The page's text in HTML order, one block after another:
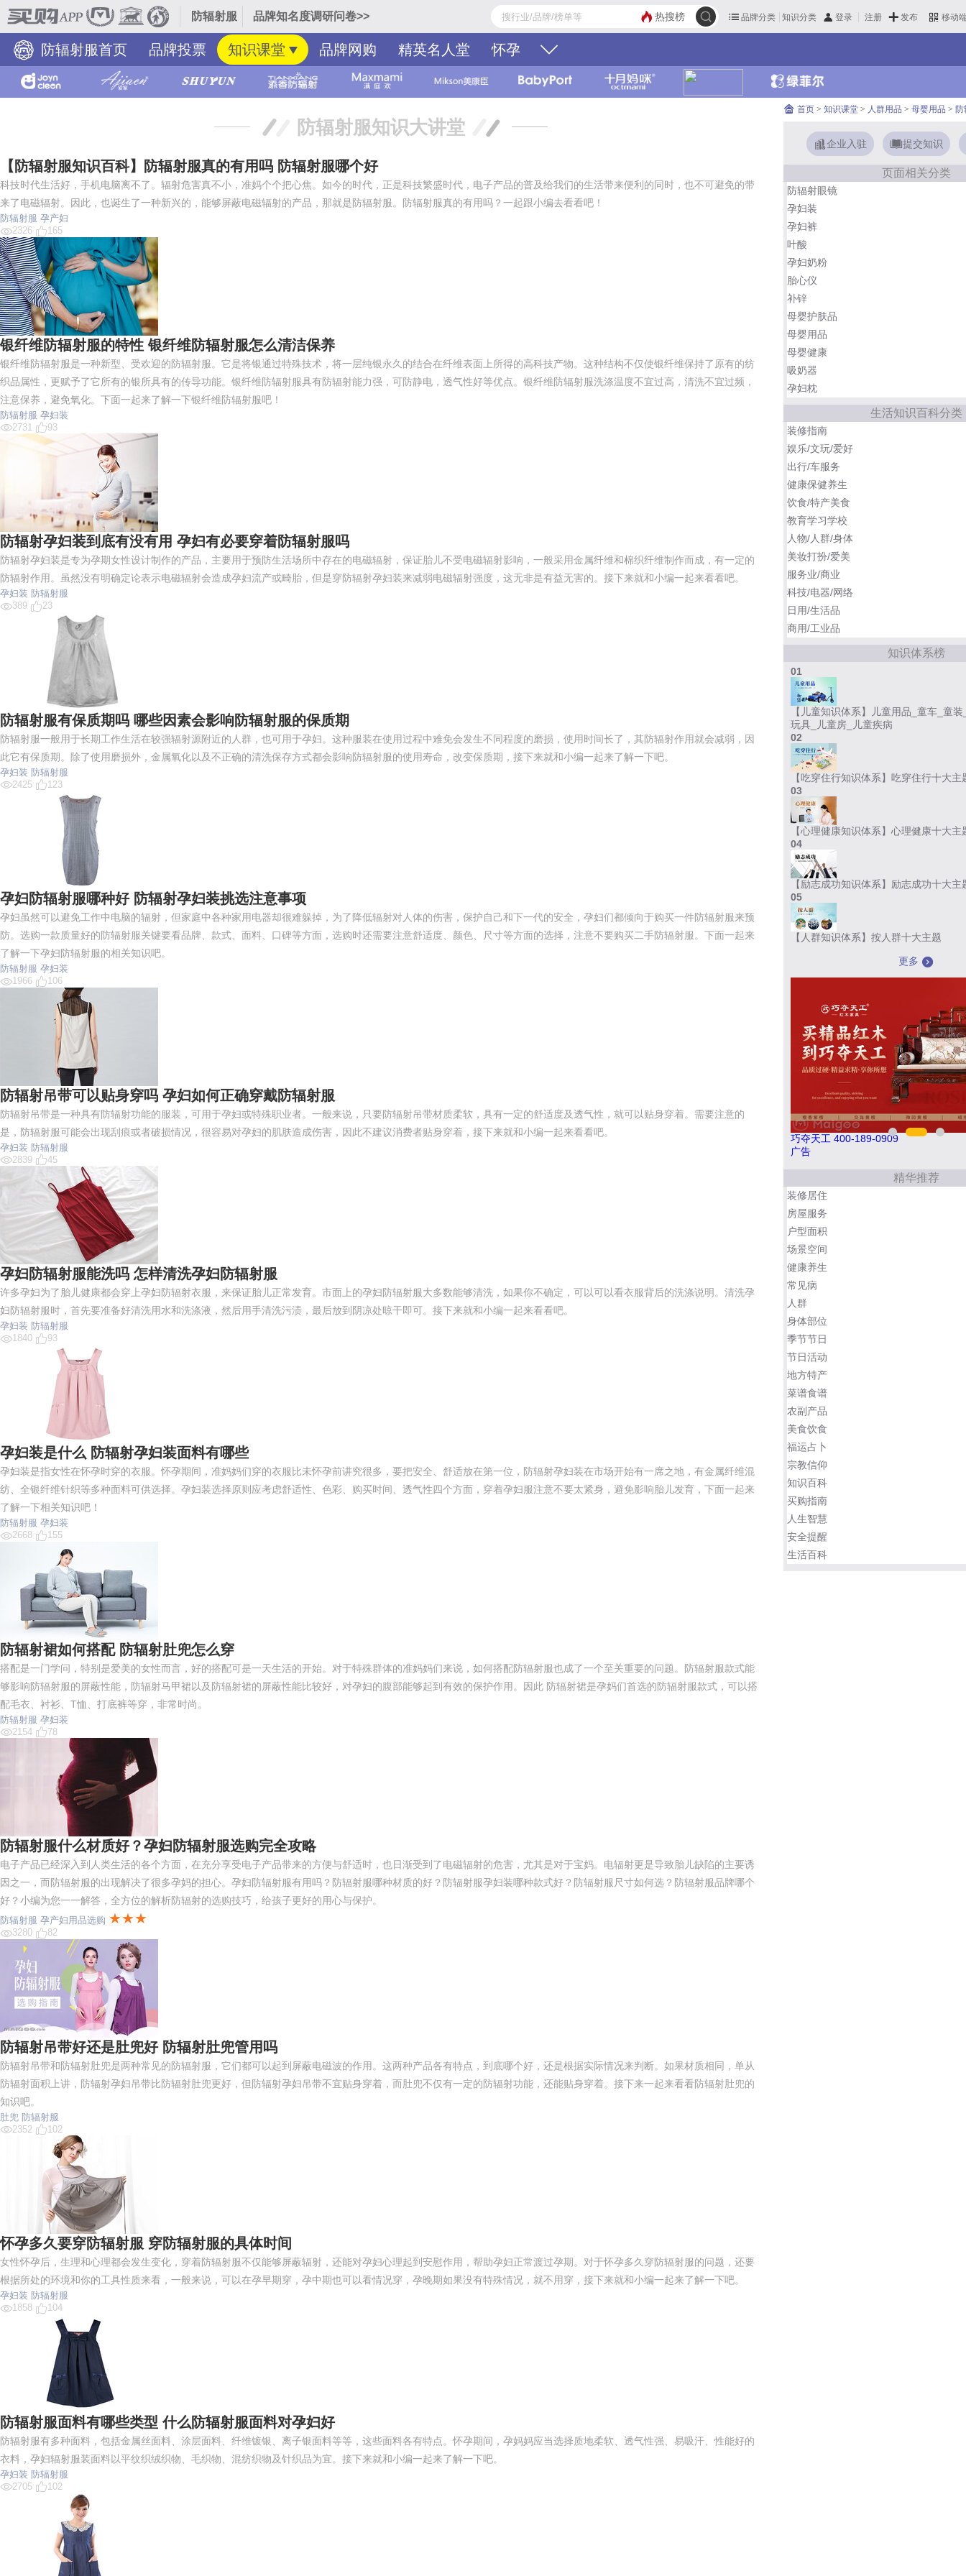
防辐射服 品牌知名度调研问卷>> 品牌分类 知识分类 登录 注册 发布 移动
热搜榜
防辐射服首页 品牌投票 知识课堂 品牌网购 精英名人堂 怀孕
防辐射服知识大讲堂
【防辐射服知识百科】防辐射服真的有用吗 防辐射服哪个好
科技时代生活好，手机电脑离不了。辐射危害真不小，准妈个个把心焦。如今的时代，正是科技繁盛时代，电子产品的普及给我们的生活带来便利的同时，也不可避免的带
来了电磁辐射。因此，也诞生了一种新兴的，能够屏蔽电磁辐射的产品，那就是防辐射服。防辐射服真的有用吗？一起跟小编去看看吧！
防辐射服 孕产妇
2326
165
银纤维防辐射服的特性 银纤维防辐射服怎么清洁保养
银纤维防辐射服是一种新型、受欢迎的防辐射服。它是将银通过特殊技术，将一层纯银永久的结合在纤维表面上所得的高科技产物。这种结构不仅使银纤维保持了原有的纺
织品属性，更赋予了它所有的银所具有的传导功能。银纤维防辐射服具有防辐射能力强，可防静电，透气性好等优点。银纤维防辐射服洗涤温度不宜过高，清洗不宜过频，
注意保养，避免氧化。下面一起来了解一下银纤维防辐射服吧！
防辐射服 孕妇装
2731
93
防辐射孕妇装到底有没有用 孕妇有必要穿着防辐射服吗
防辐射孕妇装是专为孕期女性设计制作的产品，主要用于预防生活场所中存在的电磁辐射，保证胎儿不受电磁辐射影响，一般采用金属纤维和棉织纤维制作而成，有一定的
防辐射作用。虽然没有明确定论表示电磁辐射会造成孕妇流产或畸胎，但是穿防辐射孕妇装来减弱电磁辐射强度，这无非是有益无害的。接下来就和小编一起来看看吧。
孕妇装 防辐射服
389
23
防辐射服有保质期吗 哪些因素会影响防辐射服的保质期
防辐射服一般用于长期工作生活在较强辐射源附近的人群，也可用于孕妇。这种服装在使用过程中难免会发生不同程度的磨损，使用时间长了，其防辐射作用就会减弱，因
此它有保质期。除了使用磨损外，金属氧化以及不正确的清洗保存方式都会影响防辐射服的使用寿命，改变保质期，接下来就和小编一起来了解一下吧。
孕妇装 防辐射服
2425
123
孕妇防辐射服哪种好 防辐射孕妇装挑选注意事项
孕妇虽然可以避免工作中电脑的辐射，但家庭中各种家用电器却很难躲掉，为了降低辐射对人体的伤害，保护自己和下一代的安全，孕妇们都倾向于购买一件防辐射服来预
防。选购一款质量好的防辐射服关键要看品牌、款式、面料、口碑等方面，选购时还需要注意舒适度、颜色、尺寸等方面的选择，注意不要购买二手防辐射服。下面一起来
了解一下孕妇防辐射服的相关知识吧。
防辐射服 孕妇装
1966
106
防辐射吊带可以贴身穿吗 孕妇如何正确穿戴防辐射服
防辐射吊带是一种具有防辐射功能的服装，可用于孕妇或特殊职业者。一般来说，只要防辐射吊带材质柔软，具有一定的舒适度及透气性，就可以贴身穿着。需要注意的
是，防辐射服可能会出现刮痕或者破损情况，很容易对孕妇的肌肤造成伤害，因此不建议消费者贴身穿着，接下来就和小编一起来看看吧。
孕妇装 防辐射服
2839
45
孕妇防辐射服能洗吗 怎样清洗孕妇防辐射服
许多孕妇为了胎儿健康都会穿上孕妇防辐射衣服，来保证胎儿正常发育。市面上的孕妇防辐射服大多数能够清洗，如果你不确定，可以可以看衣服背后的洗涤说明。清洗孕
妇防辐射服时，首先要准备好清洗用水和洗涤液，然后用手清洗污渍，最后放到阴凉处晾干即可。接下来就和小编一起来看看吧。
孕妇装 防辐射服
1840
93
孕妇装是什么 防辐射孕妇装面料有哪些
孕妇装是指女性在怀孕时穿的衣服。怀孕期间，准妈妈们穿的衣服比未怀孕前讲究很多，要把安全、舒适放在第一位，防辐射孕妇装在市场开始有一席之地，有金属纤维混
纺、全银纤维针织等多种面料可供选择。孕妇装选择原则应考虑舒适性、色彩、购买时间、透气性四个方面，穿着孕妇服注意不要太紧身，避免影响胎儿发育，下面一起来
了解一下相关知识吧！
防辐射服 孕妇装
2668
155
防辐射裙如何搭配 防辐射肚兜怎么穿
搭配是一门学问，特别是爱美的女性而言，好的搭配可是一天生活的开始。对于特殊群体的准妈妈们来说，如何搭配防辐射服也成了一个至关重要的问题。防辐射服款式能
够影响防辐射服的屏蔽性能，防辐射马甲裙以及防辐射裙的屏蔽性能比较好，对孕妇的腹部能够起到有效的保护作用。因此 防辐射裙是孕妈们首选的防辐射服款式，可以搭
配毛衣、衬衫、T恤、打底裤等穿，非常时尚。
防辐射服 孕妇装
2154
78
防辐射服什么材质好？孕妇防辐射服选购完全攻略
电子产品已经深入到人类生活的各个方面，在充分享受电子产品带来的方便与舒适时，也日渐受到了电磁辐射的危害，尤其是对于宝妈。电辐射更是导致胎儿缺陷的主要诱
因之一，而防辐射服的出现解决了很多孕妈的担心。孕妇防辐射服有用吗？防辐射服哪种材质的好？防辐射服孕妇装哪种款式好？防辐射服尺寸如何选？防辐射服品牌哪个
好？小编为您一一解答，全方位的解析防辐射的选购技巧，给孩子更好的用心与保护。
防辐射服 孕产妇用品选购 ★★★
3280 82
防辐射吊带好还是肚兜好 防辐射肚兜管用吗
防辐射吊带和防辐射肚兜是两种常见的防辐射服，它们都可以起到屏蔽电磁波的作用。这两种产品各有特点，到底哪个好，还是根据实际情况来判断。如果材质相同，单从
防辐射面积上讲，防辐射孕妇吊带比防辐射肚兜更好，但防辐射孕妇吊带不宜贴身穿着，而肚兜不仅有一定的防辐射功能，还能贴身穿着。接下来一起来看看防辐射肚兜的
知识吧。
肚兜 防辐射服
2352
102
怀孕多久要穿防辐射服 穿防辐射服的具体时间
女性怀孕后，生理和心理都会发生变化，穿着防辐射服不仅能够屏蔽辐射，还能对孕妇心理起到安慰作用，帮助孕妇正常渡过孕期。对于怀孕多久穿防辐射服的问题，还要
根据所处的环境和你的工具性质来看，一般来说，可以在孕早期穿，孕中期也可以看情况穿，孕晚期如果没有特殊情况，就不用穿，接下来就和小编一起来了解一下吧。
孕妇装 防辐射服
1858
104
防辐射服面料有哪些类型 什么防辐射服面料对孕妇好
防辐射服有多种面料，包括金属丝面料、涂层面料、纤维镀银、离子银面料等等，这些面料各有特点。怀孕期间，孕妈妈应当选择质地柔软、透气性强、易吸汗、性能好的
衣料，孕妇辐射服装面料以平纹织绒织物、毛织物、混纺织物及针织品为宜。接下来就和小编一起来了解一下吧。
孕妇装 防辐射服
2705
102
首页 > 知识课堂 > 人群用品 > 母婴用品 >
企业入驻 提交知识
页面相关分类
防辐射眼镜
孕妇装
孕妇裤
叶酸
孕妇奶粉
胎心仪
补锌
母婴护肤品
母婴用品
母婴健康
吸奶器
孕妇枕
生活知识百科分类
装修指南
娱乐/文玩/爱好
出行/车服务
健康保健养生
饮食/特产美食
教育学习学校
人物/人群/身体
美妆打扮/爱美
服务业/商业
科技/电器/网络
日用/生活品
商用/工业品
知识体系榜
01
【儿童知识体系】儿童用品_童车_童
玩具_儿童房_儿童疾病
02
【吃穿住行知识体系】吃穿住行十大主
03
【心理健康知识体系】心理健康十大主
04
【励志成功知识体系】励志成功十大主
05
【人群知识体系】按人群十大主题
更多
南飞NCNF 0791-88388036
巧夺天工 400-189-0909
广告
精华推荐
装修居住
房屋服务
户型面积
场景空间
健康养生
常见病
人群
身体部位
季节节日
节日活动
地方特产
菜谱食谱
农副产品
美食饮食
福运占卜
宗教信仰
知识百科
买购指南
人生智慧
安全提醒
生活百科